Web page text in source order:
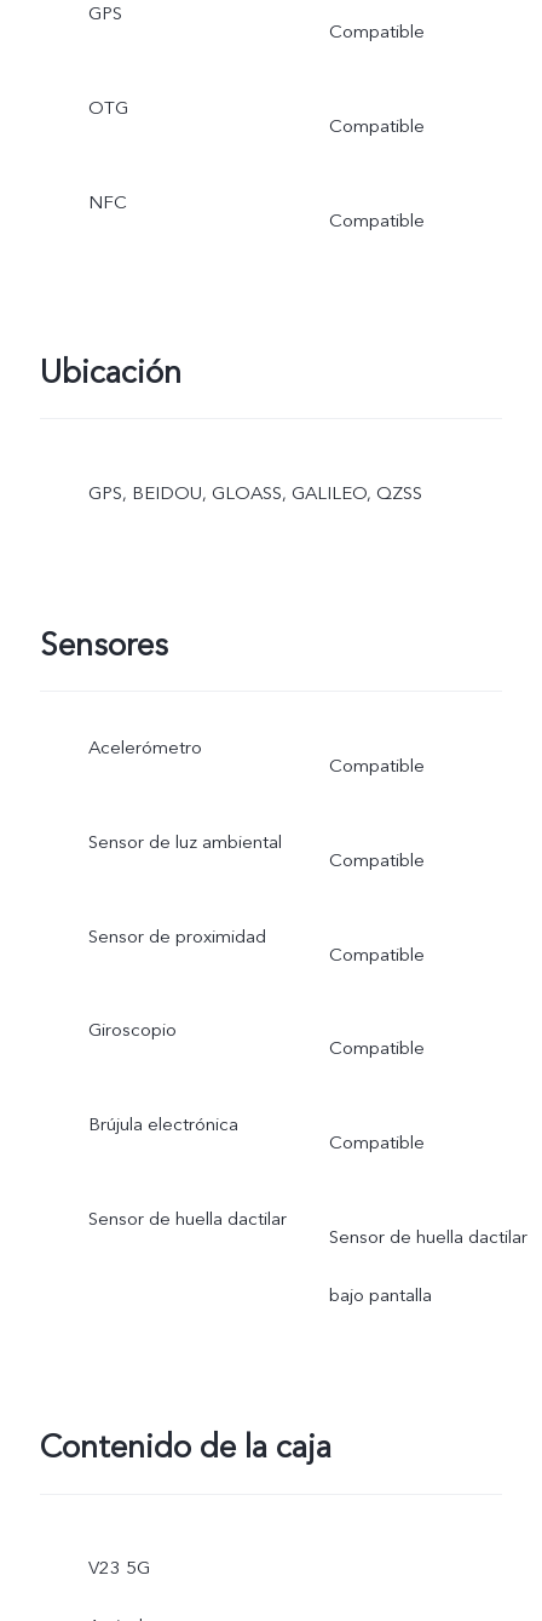
GPS
Compatible
OTG
Compatible
NFC
Compatible
Ubicación
GPS, BEIDOU, GLOASS, GALILEO, QZSS
Sensores
Acelerómetro
Compatible
Sensor de luz ambiental
Compatible
Sensor de proximidad
Compatible
Giroscopio
Compatible
Brújula electrónica
Compatible
Sensor de huella dactilar
Sensor de huella dactilar
bajo pantalla
Contenido de la caja
V23 5G